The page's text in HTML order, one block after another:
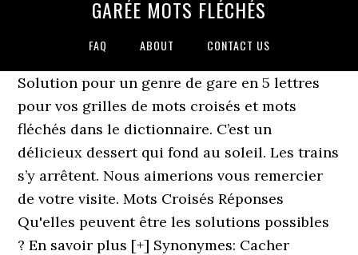
GARÉE MOTS FLÉCHÉS
FAQ ABOUT CONTACT US
Solution pour un genre de gare en 5 lettres
pour vos grilles de mots croisés et mots
fléchés dans le dictionnaire. C’est un
délicieux dessert qui fond au soleil. Les trains
s’y arrêtent. Nous aimerions vous remercier
de votre visite. Mots Croisés Réponses
Qu'elles peuvent être les solutions possibles
? En savoir plus [+] Synonymes: Cacher